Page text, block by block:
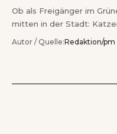
Ob als Freigänger im
mitten in der Stadt:
Autor / Quelle:Redaktion/pm